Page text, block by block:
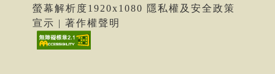
螢幕解析度1920x1080 隱私權及安全政策
宣示 | 著作權聲明